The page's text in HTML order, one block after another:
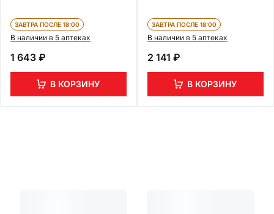
ЗАВТРА ПОСЛЕ 18:00
В наличии в 5 аптеках
1 643 ₽
В КОРЗИНУ
ЗАВТРА ПОСЛЕ 18:00
В наличии в 5 аптеках
2 141 ₽
В КОРЗИНУ